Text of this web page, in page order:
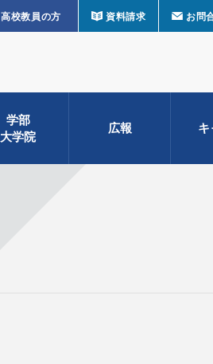
高校教員の方 資料請求 お問
学部
大学院
広報